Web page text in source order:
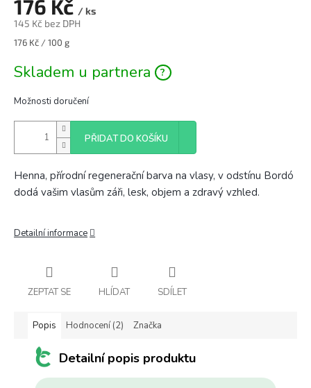
176 Kč / ks
145 Kč bez DPH
Měrná
176 Kč / 100 g
Skladem u partnera
Možnosti doručení
PŘIDAT DO KOŠÍKU
Henna, přírodní regenerační barva na vlasy, v odstínu Bordó
dodá vašim vlasům záři, lesk, objem a zdravý vzhled.
Detailní informace
ZEPTAT SE HLÍDAT SDÍLET
Popis Hodnocení (2) Značka
Detailní popis produktu